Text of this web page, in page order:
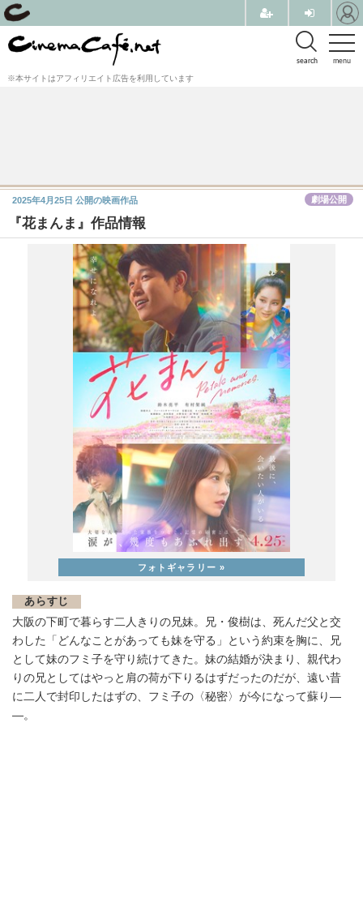
menu
search
※本サイトはアフィリエイト広告を利用しています
『花まんま』作品情報
2025年4月25日 公開の映画作品 劇場公開
あらすじ
大阪の下町で暮らす二人きりの兄妹。兄・俊樹は、死んだ父と交
わした「どんなことがあっても妹を守る」という約束を胸に、兄
として妹のフミ子を守り続けてきた。妹の結婚が決まり、親代わ
りの兄としてはやっと肩の荷が下りるはずだったのだが、遠い昔
に二人で封印したはずの、フミ子の〈秘密〉が今になって蘇り―
―。